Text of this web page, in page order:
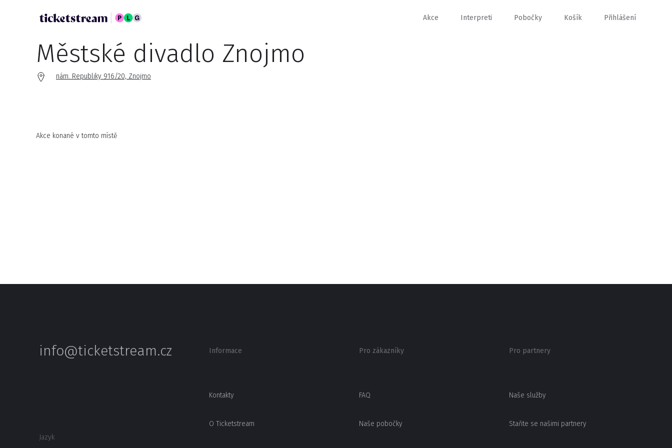
Akce Interpreti Pobočky Košík Přihlášení
Městské divadlo Znojmo
nám. Republiky 916/20, Znojmo
Akce konané v tomto místě
info@ticketstream.cz
Jazyk
Informace
Kontakty
O Ticketstream
Pro zákazníky
FAQ
Naše pobočky
Pro partnery
Naše služby
Staňte se našimi partnery